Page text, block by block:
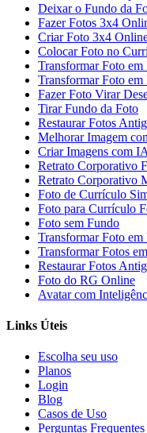
Deixar o Fundo da
Fazer Fotos 3x4
Criar Foto 3x4
Colocar Foto no
Transformar Foto
Transformar Foto em
Fazer Foto Virar
Tirar Fundo da Foto
Restaurar Fotos
Melhorar Imagem
Criar Imagens com IA
Retrato Corporativo
Retrato Corporativo
Foto de Currículo
Foto para Currículo
Foto sem Fundo
Transformar Foto
Transformar Fotos
Restaurar Fotos
Foto do RG Online
Avatar com
Links Úteis
Escolha seu uso
Planos
Login
Blog
Casos de Uso
Perguntas Frequentes